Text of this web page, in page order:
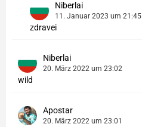
Niberlai
11. Januar 2023 um 21:45
zdravei
Niberlai
20. März 2022 um 23:02
wild
Apostar
20. März 2022 um 23:01